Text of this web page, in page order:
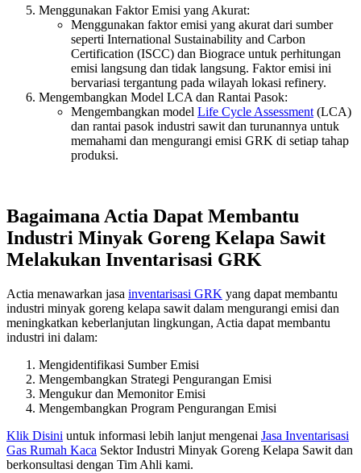
Menggunakan Faktor Emisi yang Akurat:
Menggunakan faktor emisi yang akurat dari sumber
seperti International Sustainability and Carbon
Certification (ISCC) dan Biograce untuk perhitungan
emisi langsung dan tidak langsung. Faktor emisi ini
bervariasi tergantung pada wilayah lokasi refinery.
Mengembangkan Model LCA dan Rantai Pasok:
Mengembangkan model Life Cycle Assessment (LCA)
dan rantai pasok industri sawit dan turunannya untuk
memahami dan mengurangi emisi GRK di setiap tahap
produksi.
Bagaimana Actia Dapat Membantu
Industri Minyak Goreng Kelapa Sawit
Melakukan Inventarisasi GRK
Actia menawarkan jasa inventarisasi GRK yang dapat membantu
industri minyak goreng kelapa sawit dalam mengurangi emisi dan
meningkatkan keberlanjutan lingkungan, Actia dapat membantu
industri ini dalam:
Mengidentifikasi Sumber Emisi
Mengembangkan Strategi Pengurangan Emisi
Mengukur dan Memonitor Emisi
Mengembangkan Program Pengurangan Emisi
Klik Disini untuk informasi lebih lanjut mengenai Jasa Inventarisasi
Gas Rumah Kaca Sektor Industri Minyak Goreng Kelapa Sawit dan
berkonsultasi dengan Tim Ahli kami.